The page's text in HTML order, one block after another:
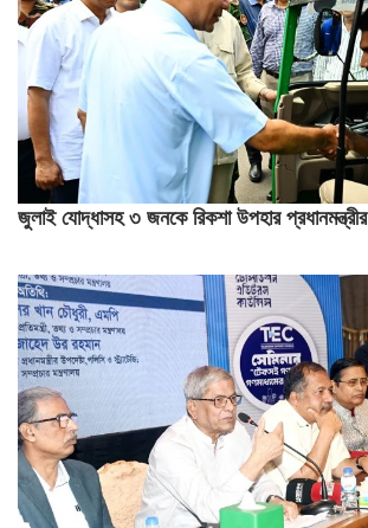
জুলাই যোদ্ধাসহ ৩ জনকে রিকশা উপহার প্রধানমন্ত্রীর